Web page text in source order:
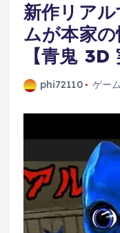
新作リア
ムが本家の
【青鬼 3D
phi72110 ゲーム